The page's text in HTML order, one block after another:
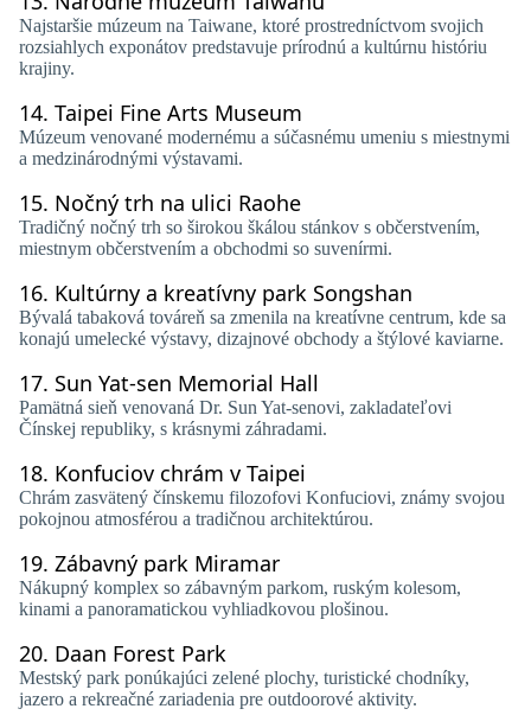
Najstaršie múzeum na Taiwane, ktoré prostredníctvom svojich
rozsiahlych exponátov predstavuje prírodnú a kultúrnu históriu
krajiny.
14. Taipei Fine Arts Museum
Múzeum venované modernému a súčasnému umeniu s miestnymi
a medzinárodnými výstavami.
15. Nočný trh na ulici Raohe
Tradičný nočný trh so širokou škálou stánkov s občerstvením,
miestnym občerstvením a obchodmi so suvenírmi.
16. Kultúrny a kreatívny park Songshan
Bývalá tabaková továreň sa zmenila na kreatívne centrum, kde sa
konajú umelecké výstavy, dizajnové obchody a štýlové kaviarne.
17. Sun Yat-sen Memorial Hall
Pamätná sieň venovaná Dr. Sun Yat-senovi, zakladateľovi
Čínskej republiky, s krásnymi záhradami.
18. Konfuciov chrám v Taipei
Chrám zasvätený čínskemu filozofovi Konfuciovi, známy svojou
pokojnou atmosférou a tradičnou architektúrou.
19. Zábavný park Miramar
Nákupný komplex so zábavným parkom, ruským kolesom,
kinami a panoramatickou vyhliadkovou plošinou.
20. Daan Forest Park
Mestský park ponúkajúci zelené plochy, turistické chodníky,
jazero a rekreačné zariadenia pre outdoorové aktivity.